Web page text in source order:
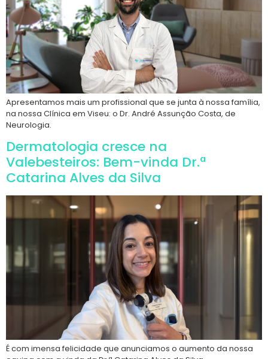
Apresentamos mais um profissional que se junta à nossa família,
na nossa Clínica em Viseu: o Dr. André Assunção Costa, de
Neurologia.
Dermatologia cresce na
Valebesteiros: Bem-vinda Dr.ª
Catarina Alves da Silva
É com imensa felicidade que anunciamos o aumento da nossa